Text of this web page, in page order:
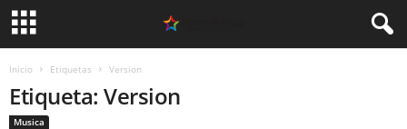
Inicio Etiquetas Version
Etiqueta: Version
Musica